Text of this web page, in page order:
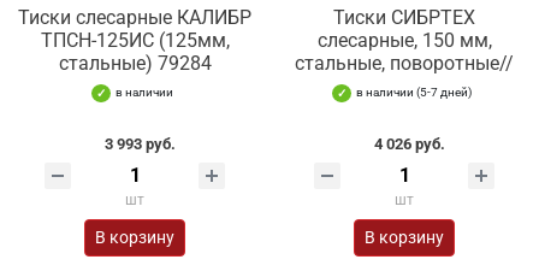
Тиски слесарные КАЛИБР
ТПСН-125ИС (125мм,
стальные) 79284
в наличии
3 993 руб.
шт
В корзину
Тиски СИБРТЕХ
слесарные, 150 мм,
стальные, поворотные//
в наличии (5-7 дней)
4 026 руб.
шт
В корзину